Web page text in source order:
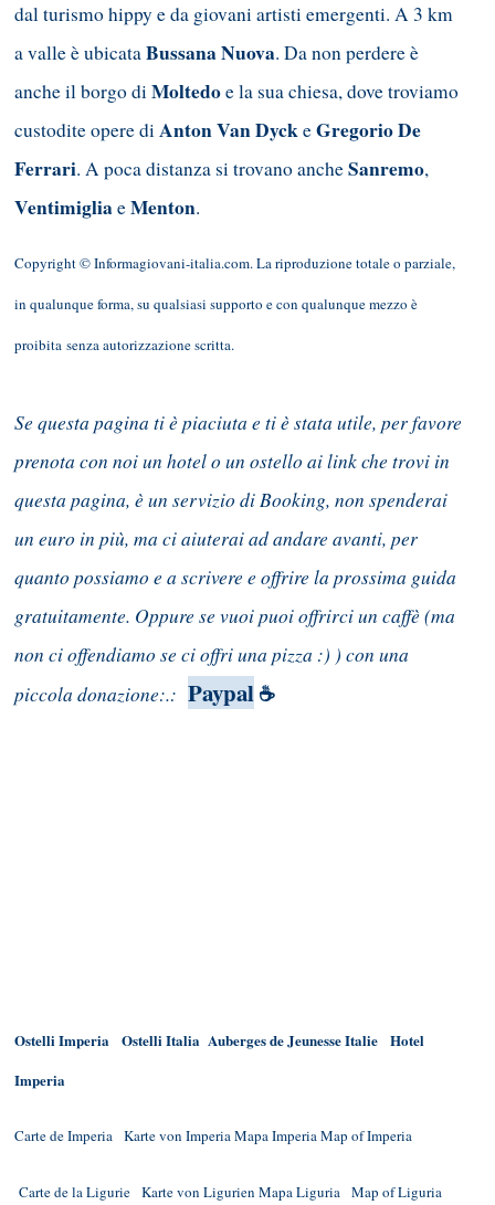
dal turismo hippy e da giovani artisti emergenti. A 3 km
a valle è ubicataBussana Nuova. Da non perdere è
anche il borgo diMoltedoe la sua chiesa, dove troviamo
custodite opere diAnton Van DyckeGregorio De
Ferrari. A poca distanza si trovano ancheSanremo,
VentimigliaeMenton.
Copyright © Informagiovani-italia.com. La riproduzione totale o parziale,
in qualunque forma, su qualsiasi supporto e con qualunque mezzo è
proibita senza autorizzazione scritta.
Se questa pagina ti è piaciuta e ti è stata utile, per favore
prenota con noi un hotel o un ostello ai link che trovi in
questa pagina, è un servizio di Booking, non spenderai
un euro in più, ma ci aiuterai ad andare avanti, per
quanto possiamo e a scrivere e offrire la prossima guida
gratuitamente. Oppure se vuoi puoi offrirci un caffè (ma
non ci offendiamo se ci offri una pizza :) ) con una
piccola donazione:.: Paypal ☕
Ostelli Imperia Ostelli Italia Auberges de Jeunesse Italie Hotel
Imperia
Carte de Imperia Karte von ImperiaMapa ImperiaMap of Imperia
Carte de la Ligurie Karte von Ligurien Mapa Liguria Map of Liguria